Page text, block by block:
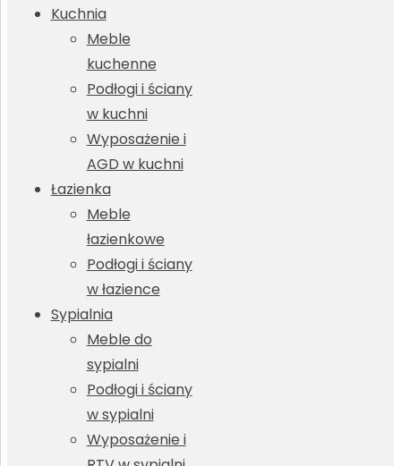
Kuchnia
Meble
kuchenne
Podłogi i ściany
w kuchni
Wyposażenie i
AGD w kuchni
Łazienka
Meble
łazienkowe
Podłogi i ściany
w łazience
Sypialnia
Meble do
sypialni
Podłogi i ściany
w sypialni
Wyposażenie i